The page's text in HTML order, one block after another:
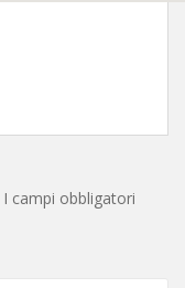
I campi obbligatori